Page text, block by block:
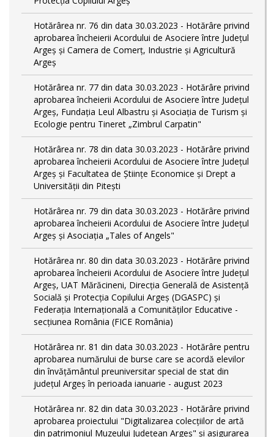
Hotărârea nr. 76 din data 30.03.2023 - Hotărâre privind
aprobarea încheierii Acordului de Asociere între Județul
Argeș și Camera de Comerț, Industrie și Agricultură
Argeș
Hotărârea nr. 77 din data 30.03.2023 - Hotărâre privind
aprobarea încheierii Acordului de Asociere între Județul
Argeș, Fundația Leul Albastru și Asociația de Turism și
Ecologie pentru Tineret „Zimbrul Carpatin"
Hotărârea nr. 78 din data 30.03.2023 - Hotărâre privind
aprobarea încheierii Acordului de Asociere între Județul
Argeș și Facultatea de Științe Economice și Drept a
Universității din Pitești
Hotărârea nr. 79 din data 30.03.2023 - Hotărâre privind
aprobarea încheierii Acordului de Asociere între Județul
Argeș și Asociația „Tales of Angels"
Hotărârea nr. 80 din data 30.03.2023 - Hotărâre privind
aprobarea încheierii Acordului de Asociere între Județul
Argeș, UAT Mărăcineni, Direcția Generală de Asistență
Socială și Protecția Copilului Argeș (DGASPC) și
Federația Internațională a Comunităților Educative -
secțiunea România (FICE România)
Hotărârea nr. 81 din data 30.03.2023 - Hotărâre pentru
aprobarea numărului de burse care se acordă elevilor
din învățământul preuniversitar special de stat din
județul Argeș în perioada ianuarie - august 2023
Hotărârea nr. 82 din data 30.03.2023 - Hotărâre privind
aprobarea proiectului "Digitalizarea colecțiilor de artă
din patrimoniul Muzeului Județean Argeș" și asigurarea